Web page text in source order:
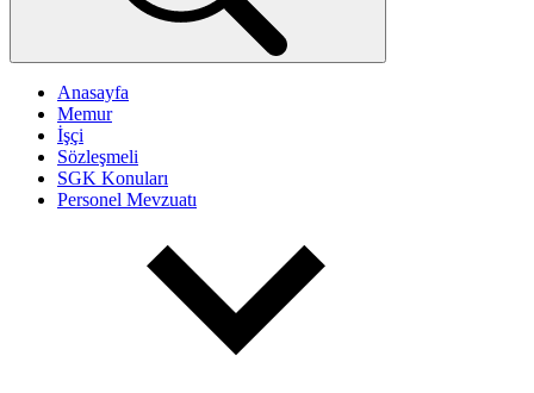
Anasayfa
Memur
İşçi
Sözleşmeli
SGK Konuları
Personel Mevzuatı